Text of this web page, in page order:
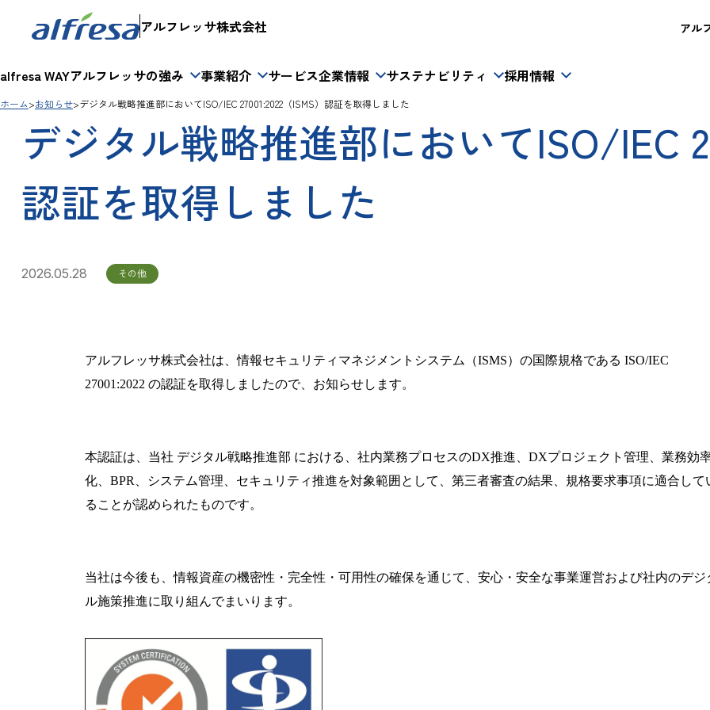
アルフレッサ株式会社
alfresa WAYアルフレッサの強み 事業紹介 サービス企業情報 サステナビリティ 採用情報
アル
ホーム お知らせ デジタル戦略推進部においてISO/IEC 27001:2022（ISMS）認証を取得しました
デジタル戦略推進部においてISO/IEC
認証を取得しました
2026.05.28 その他
アルフレッサ株式会社は、情報セキュリティマネジメントシステム（ISMS）の国際規格である ISO/IEC
27001:2022 の認証を取得しましたので、お知らせします。
本認証は、当社 デジタル戦略推進部 における、社内業務プロセスのDX推進、 DXプロジェクト管理、業務効
化、 BPR
、システム管理、セキュリティ推進を対象範囲として、第三者審査の結果、規格要求事項に適合して
ることが認められたものです。
当社は今後も、情報資産の機密性・完全性・可用性の確保を通じて、安心・安全な事業運営および社内のデジ
ル施策推進に取り組んでまいります。